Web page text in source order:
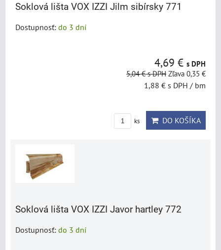
Soklová lišta VOX IZZI Jilm sibírsky 771
Dostupnosť: do 3 dní
4,69 € s DPH
5,04 €s DPH Zľava 0,35 €
1,88 € s DPH / bm
ks DO KOŠÍKA
Soklová lišta VOX IZZI Javor hartley 772
Dostupnosť: do 3 dní